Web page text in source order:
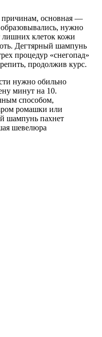
причинам, основная —
нужно
лишних клеток кожи
Дегтярный шампунь
процедур «снегопад»
продолжив курс.
нужно обильно
минут на 10.
способом,
ромашки или
шампунь пахнет
шевелюра